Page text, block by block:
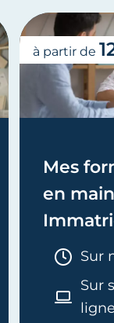
Mes
en
Sur
Sur
à partir de